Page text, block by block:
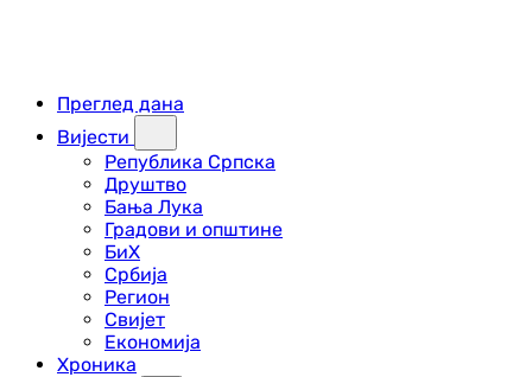
Преглед дана
Вијести
Република Српска
Друштво
Бања Лука
Градови и општине
БиХ
Србија
Регион
Свијет
Економија
Хроника